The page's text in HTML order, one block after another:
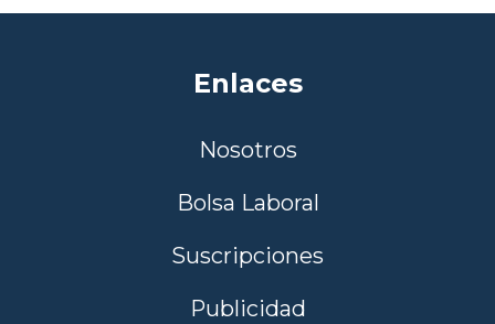
Enlaces
Nosotros
Bolsa Laboral
Suscripciones
Publicidad